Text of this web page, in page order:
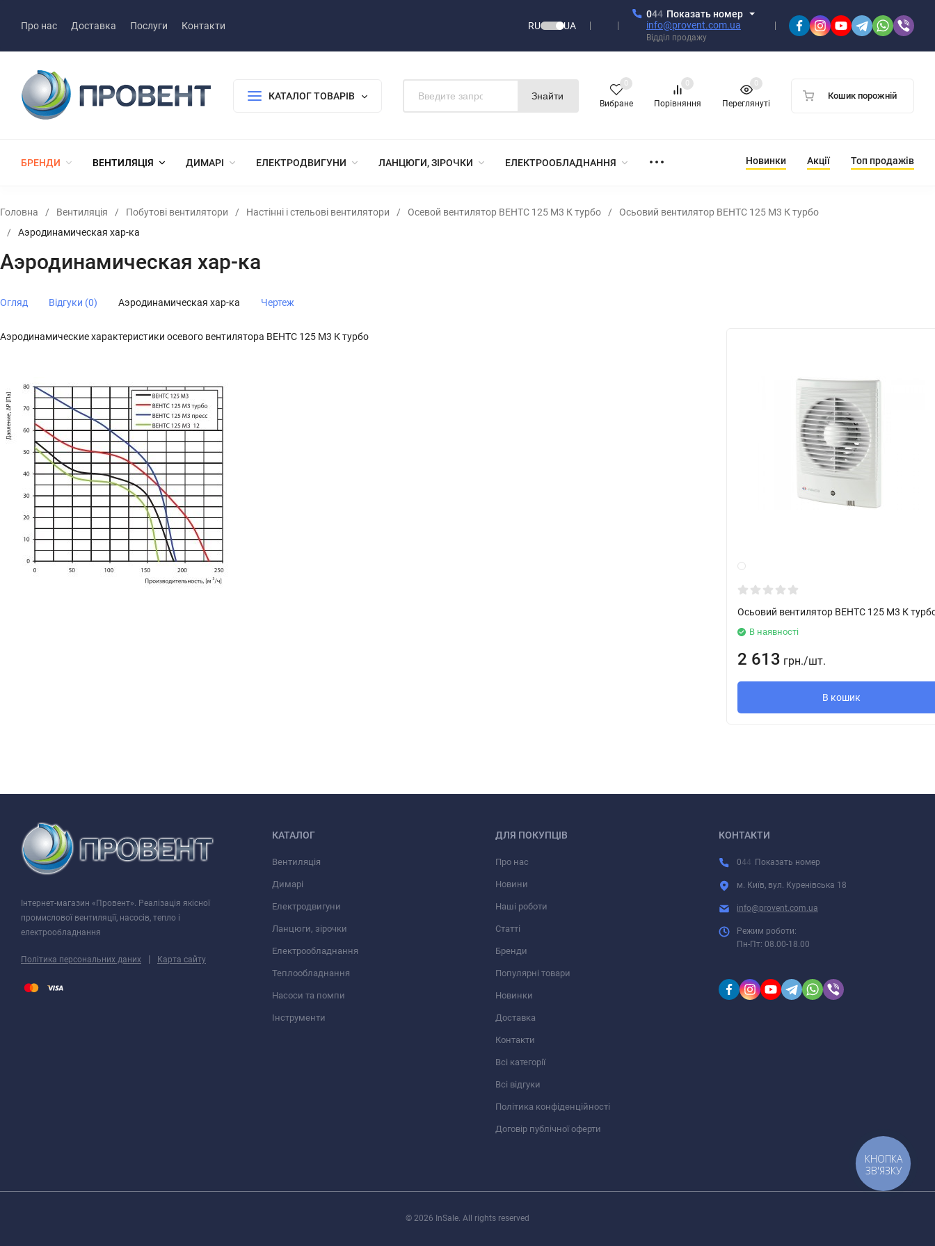
Про нас Доставка Послуги Контакти RU UA
044 Показать номер
info@provent.com.ua
Відділ продажу
КАТАЛОГ ТОВАРІВ Знайти
Вибране
0
Порівняння
0
Переглянуті
0
Кошик порожній
БРЕНДИ ВЕНТИЛЯЦІЯ ДИМАРІ ЕЛЕКТРОДВИГУНИ ЛАНЦЮГИ, ЗІРОЧКИ ЕЛЕКТРООБЛАДНАННЯ Новинки Акції Топ продажів
Головна / Вентиляція / Побутові вентилятори / Настінні і стельові вентилятори / Осевой вентилятор ВЕНТС 125 М3 К турбо /
Осьовий вентилятор ВЕНТС 125 М3 К турбо
/
Аэродинамическая хар-ка
Аэродинамическая хар-ка
Огляд Відгуки (0) Аэродинамическая хар-ка Чертеж
Аэродинамические характеристики осевого вентилятора ВЕНТС 125 М3 К турбо
Осьовий вентилятор ВЕНТС 125 М3 К
В наявності
2 613 грн./шт.
В кошик
Інтернет-магазин «Провент». Реалізація якісної
промислової вентиляції, насосів, тепло і
електрообладнання
Політика персональних даних | Карта сайту
КАТАЛОГ
Вентиляція
Димарі
Електродвигуни
Ланцюги, зірочки
Електрообладнання
Теплообладнання
Насоси та помпи
Інструменти
ДЛЯ ПОКУПЦІВ
Про нас
Новини
Наші роботи
Статті
Бренди
Популярні товари
Новинки
Доставка
Контакти
Всі категорії
Всі відгуки
Політика конфіденційності
Договір публічної оферти
КОНТАКТИ
044 Показать номер
м. Київ, вул. Куренівська 18
info@provent.com.ua
Режим роботи:
Пн-Пт: 08.00-18.00
© 2026 InSale. All rights reserved
КНОПКА
ЗВ'ЯЗКУ